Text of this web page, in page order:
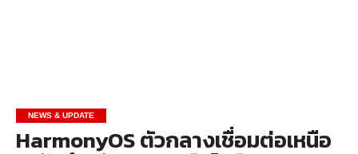
NEWS & UPDATE
HarmonyOS ตัวกลางเชื่อมต่อเหนือ